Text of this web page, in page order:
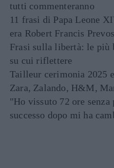
tutti commenteranno
11 frasi di Papa Leone
era Robert Francis
Frasi sulla libertà: le più
su cui riflettere
Tailleur cerimonia 2025
Zara, Zalando, H&M,
"Ho vissuto 72 ore
successo dopo mi ha